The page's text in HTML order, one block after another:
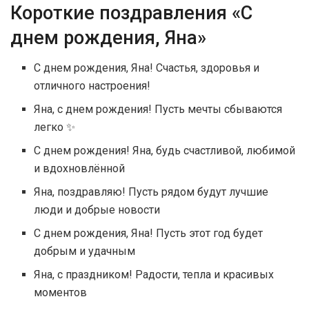
Короткие поздравления «С
днем рождения, Яна»
С днем рождения, Яна! Счастья, здоровья и
отличного настроения!
Яна, с днем рождения! Пусть мечты сбываются
легко ✨
С днем рождения! Яна, будь счастливой, любимой
и вдохновлённой
Яна, поздравляю! Пусть рядом будут лучшие
люди и добрые новости
С днем рождения, Яна! Пусть этот год будет
добрым и удачным
Яна, с праздником! Радости, тепла и красивых
моментов